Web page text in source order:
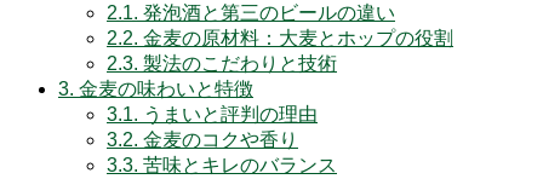
2.1. 発泡酒と第三のビールの違い
2.2. 金麦の原材料：大麦とホップの役割
2.3. 製法のこだわりと技術
3. 金麦の味わいと特徴
3.1. うまいと評判の理由
3.2. 金麦のコクや香り
3.3. 苦味とキレのバランス